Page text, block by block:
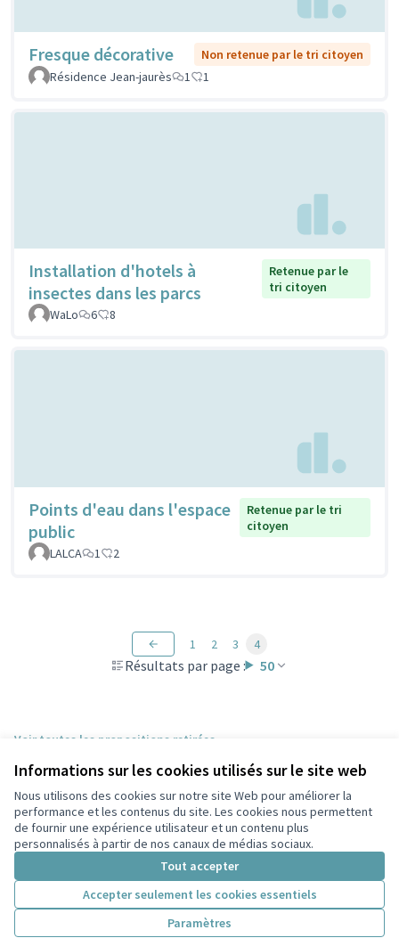
Informations sur les cookies utilisés sur le site web
Nous utilisons des cookies sur notre site Web pour améliorer la
performance et les contenus du site. Les cookies nous permettent
de fournir une expérience utilisateur et un contenu plus
personnalisés à partir de nos canaux de médias sociaux.
Tout accepter
Accepter seulement les cookies essentiels
Paramètres
Fresque décorative
Non retenue par le tri citoyen
Résidence Jean-jaurès
1 1
Installation d'hotels à
insectes dans les parcs
Retenue par le
tri citoyen
WaLo
6 8
Points d'eau dans l'espace
public
Retenue par le tri
citoyen
LALCA
1 2
Résultats par page : 50
1 2 3 4
Voir toutes les propositions retirées
Conditions d'utilisation
Paramètres des cookies
Participez Villeurbanne sur X
(Lien externe)
Participez Villeurbanne sur Facebook
Participez Villeurbanne sur Instagram
Participez Villeurbanne sur YouTube
(Lien externe)
Site réalisé grâce aulogiciel libre Decidim .
Licence
(Lien